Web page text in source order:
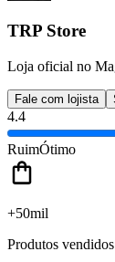
TRP Store
Loja oficial no
Fale com lojista
4.4
RuimÓtimo
+50mil
Produtos vendidos